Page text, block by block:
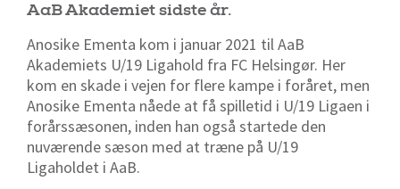
AaB Akademiet sidste år.
Anosike Ementa kom i januar 2021 til AaB
Akademiets U/19 Ligahold fra FC Helsingør. Her
kom en skade i vejen for flere kampe i foråret, men
Anosike Ementa nåede at få spilletid i U/19 Ligaen i
forårssæsonen, inden han også startede den
nuværende sæson med at træne på U/19
Ligaholdet i AaB.